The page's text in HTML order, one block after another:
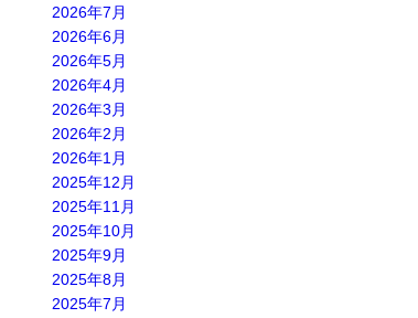
2026年7月
2026年6月
2026年5月
2026年4月
2026年3月
2026年2月
2026年1月
2025年12月
2025年11月
2025年10月
2025年9月
2025年8月
2025年7月